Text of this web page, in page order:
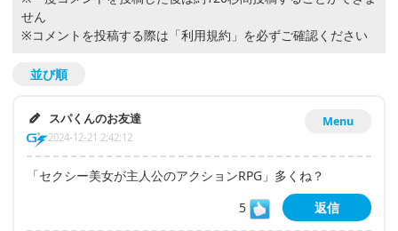
せん
※コメントを投稿する際は 「利用規約」 を必ずご確認ください
並び順
Menu
スパくんのお友達
2024-12-21 2:42:12
「セクシー美女が主人公のアクションRPG」多くね？
5
返信